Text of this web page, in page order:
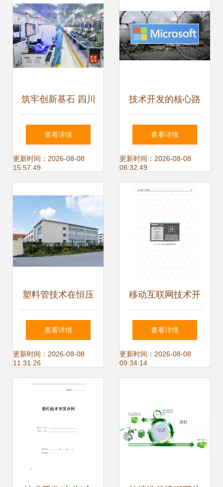
筑牢创新基石 四川
巴中经济开发区技
术开发现状与路径
查看详情
更新时间：2026-08-08
15:57:49
技术开发的核心路
径与创新实践
查看详情
更新时间：2026-08-08
08:32:49
塑料管技术在恒压
供水设备中的应用
与开发
查看详情
更新时间：2026-08-08
11:31:26
移动互联网技术开
发内幕 个人电子书
的幕后故事
查看详情
更新时间：2026-08-08
09:34:14